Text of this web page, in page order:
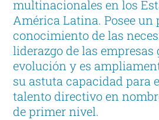
multinacionales en los
América Latina. Posee un
conocimiento de las
liderazgo de las empresas
evolución y es
su astuta capacidad para
talento directivo en
de primer nivel.